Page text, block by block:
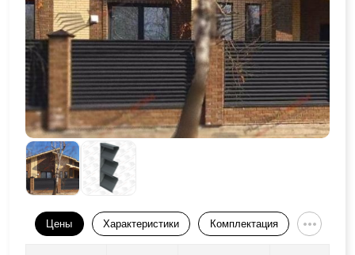
Цены Характеристики Комплектация